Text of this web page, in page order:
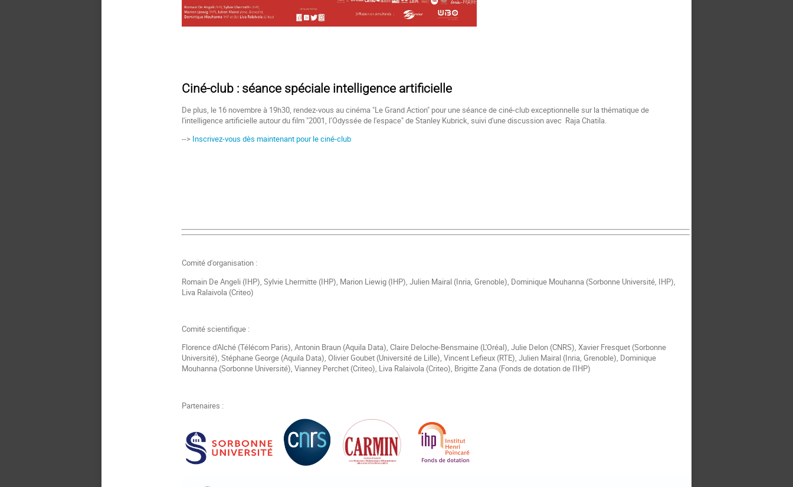
Ciné-club : séance spéciale intelligence artificielle
De plus, le 16 novembre à 19h30, rendez-vous aucinéma "Le Grand Action" pour une séance de ciné-club exceptionnelle sur la thématique de
l'intelligence artificielle autour du film "2001, l’Odyssée de l'espace" de Stanley Kubrick, suivi d'une discussion avec Raja Chatila.
--> Inscrivez-vous dès maintenant pour le ciné-club
Comité d'organisation :
Romain De Angeli (IHP), Sylvie Lhermitte (IHP), Marion Liewig (IHP), Julien Mairal (Inria, Grenoble), Dominique Mouhanna (Sorbonne Université, IHP),
Liva Ralaivola (Criteo)
Comité scientifique :
Florence d'Alché (Télécom Paris), Antonin Braun (Aquila Data), Claire Deloche-Bensmaine (L'Oréal), Julie Delon (CNRS), Xavier Fresquet (Sorbonne
Université), Stéphane George (Aquila Data), Olivier Goubet (Université de Lille), Vincent Lefieux (RTE), Julien Mairal (Inria, Grenoble), Dominique
Mouhanna (Sorbonne Université), Vianney Perchet (Criteo), Liva Ralaivola (Criteo), Brigitte Zana (Fonds de dotation de l'IHP)
Partenaires :